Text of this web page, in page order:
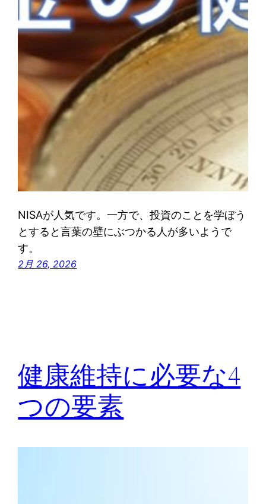
NISAが人気です。一方で、投資のことを学ぼう
とすると言葉の壁にぶつかる人が多いようで
す。
2月 26, 2026
健康維持に必要な4
つの要素